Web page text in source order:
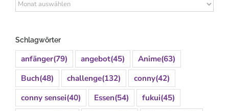
Archiv
Schlagwörter
anfänger(79) angebot(45) Anime(63)
Buch(48) challenge(132) conny(42)
conny sensei(40) Essen(54) fukui(45)